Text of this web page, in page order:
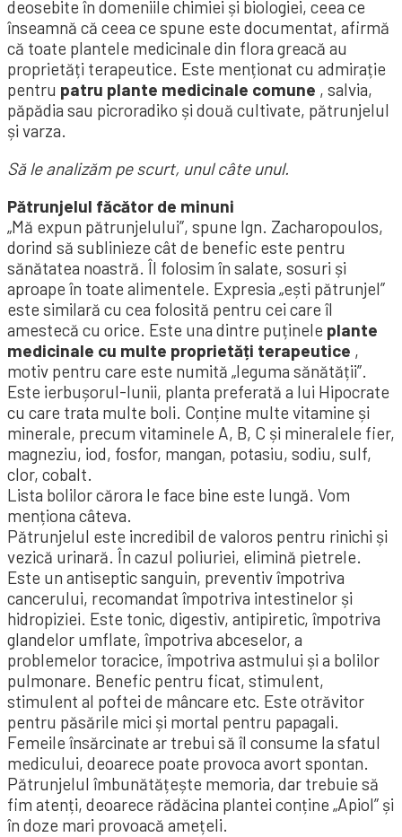
deosebite în domeniile chimiei și biologiei, ceea ce
înseamnă că ceea ce spune este documentat, afirmă
că toate plantele medicinale din flora greacă au
proprietăți terapeutice. Este menționat cu admirație
pentru patru plante medicinale comune , salvia,
păpădia sau picroradiko și două cultivate, pătrunjelul
și varza.
Să le analizăm pe scurt, unul câte unul.
Pătrunjelul făcător de minuni
„Mă expun pătrunjelului”, spune Ign. Zacharopoulos,
dorind să sublinieze cât de benefic este pentru
sănătatea noastră. Îl folosim în salate, sosuri și
aproape în toate alimentele. Expresia „ești pătrunjel”
este similară cu cea folosită pentru cei care îl
amestecă cu orice. Este una dintre puținele plante
medicinale cu multe proprietăți terapeutice ,
motiv pentru care este numită „leguma sănătății”.
Este ierbușorul-lunii, planta preferată a lui Hipocrate
cu care trata multe boli. Conține multe vitamine și
minerale, precum vitaminele A, B, C și mineralele fier,
magneziu, iod, fosfor, mangan, potasiu, sodiu, sulf,
clor, cobalt.
Lista bolilor cărora le face bine este lungă. Vom
menționa câteva.
Pătrunjelul este incredibil de valoros pentru rinichi și
vezică urinară. În cazul poliuriei, elimină pietrele.
Este un antiseptic sanguin, preventiv împotriva
cancerului, recomandat împotriva intestinelor și
hidropiziei. Este tonic, digestiv, antipiretic, împotriva
glandelor umflate, împotriva abceselor, a
problemelor toracice, împotriva astmului și a bolilor
pulmonare. Benefic pentru ficat, stimulent,
stimulent al poftei de mâncare etc. Este otrăvitor
pentru păsările mici și mortal pentru papagali.
Femeile însărcinate ar trebui să îl consume la sfatul
medicului, deoarece poate provoca avort spontan.
Pătrunjelul îmbunătățește memoria, dar trebuie să
fim atenți, deoarece rădăcina plantei conține „Apiol” și
în doze mari provoacă amețeli.